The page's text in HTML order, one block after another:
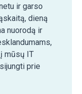
ir garso
dieną
nuorodą ir
mūsų IT
prie